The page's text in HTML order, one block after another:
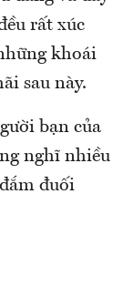
rất xúc
khoái
sau này.
bạn của
nghĩ nhiều
đuối